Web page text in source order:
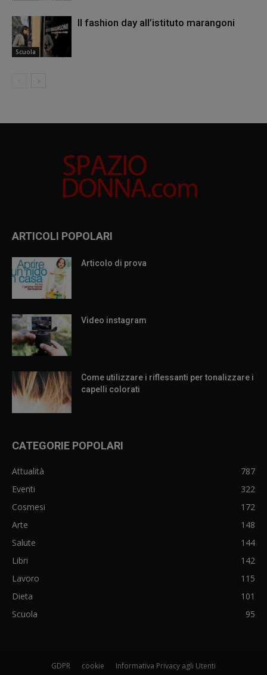
Scuola
Il fashion day all’istituto marangoni
ARTICOLI POPOLARI
Articolo di prova
Video instagram
Come utilizzare i riflessanti per tonalizzare i
capelli colorati
CATEGORIE POPOLARI
Attualità
787
Eventi
322
Cosmesi
172
Arte
148
Salute
144
Libri
142
Lavoro
115
Dieta
101
Scuola
95
GDPR cookie Informativa Privacy agli Utenti